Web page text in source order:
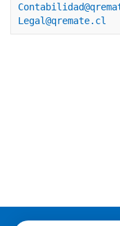
Legal@qremate.cl